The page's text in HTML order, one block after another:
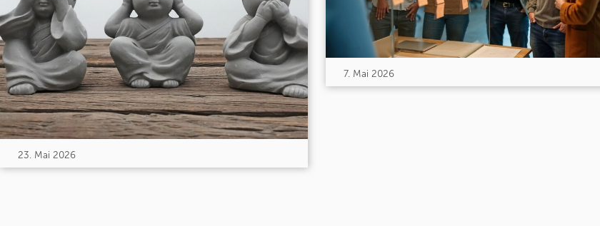
23. Mai 2026
7. Mai 2026